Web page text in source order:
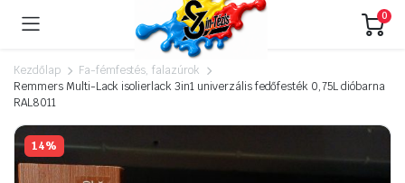
0
Kezdőlap
Fa-fémfestés, falazúrok
Remmers Multi-Lack isolierlack 3in1 univerzális fedőfesték 0,75L dióbarna
RAL8011
14%